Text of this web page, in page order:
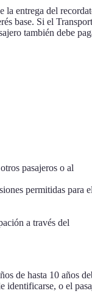
la entrega del
base. Si el
también debe
pasajeros o al
permitidas para
a través del
de hasta 10 años
identificarse, o el